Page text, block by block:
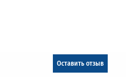
Оставить отзыв